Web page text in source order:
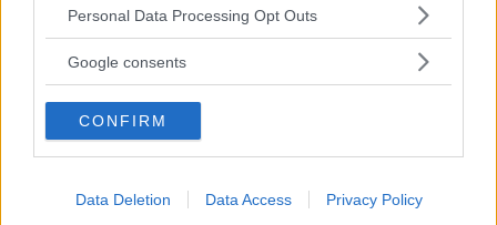
Please note that this website/app uses one or more Google
not limited to your visit or usage behaviour. You may click to
use your data for below specified purposes in below Google
consent section.
Personal Data Processing Opt Outs
Google consents
CONFIRM
Data Deletion Data Access Privacy Policy
Daniblandi
Junior Advisor
«Facili da usare »
8.4
Semplici da usare, li uso per fare i baffetti in autonomia, basta
riscaldare leggermente con le
continua a leggere